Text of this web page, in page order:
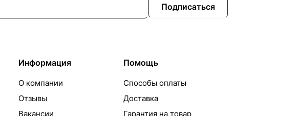
Подписаться
Информация
О компании
Отзывы
Вакансии
Помощь
Способы оплаты
Доставка
Гарантия на товар